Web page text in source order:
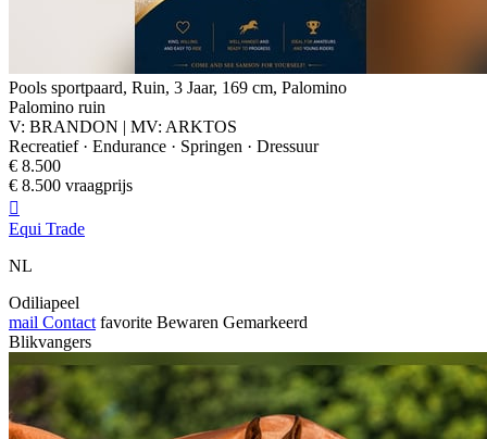
Pools sportpaard, Ruin, 3 Jaar, 169 cm, Palomino
Palomino ruin
V: BRANDON | MV: ARKTOS
Recreatief · Endurance · Springen · Dressuur
€ 8.500
€ 8.500 vraagprijs

Equi Trade
NL
Odiliapeel
mail Contact favorite Bewaren Gemarkeerd
Blikvangers